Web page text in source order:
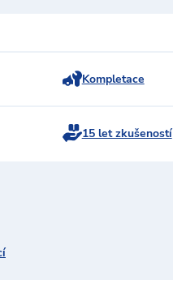
Kompletace
15 let zkušeností